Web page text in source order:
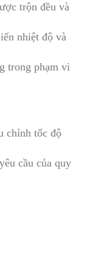
trộn đều và
nhiệt độ và
trong phạm vi
chỉnh tốc độ
cầu của quy